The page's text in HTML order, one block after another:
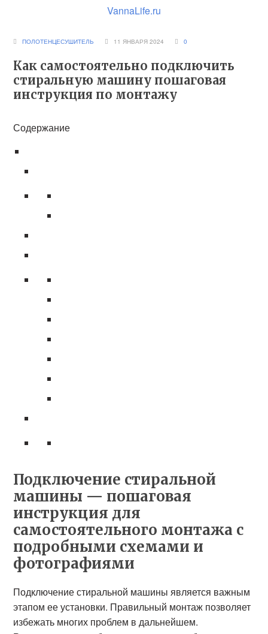
VannaLife.ru
ПОЛОТЕНЦЕСУШИТЕЛЬ 11 ЯНВАРЯ 2024 0
Как самостоятельно подключить
стиральную машину пошаговая
инструкция по монтажу
Содержание
Подключение стиральной
машины — пошаговая
инструкция для
самостоятельного монтажа с
подробными схемами и
фотографиями
Подключение стиральной машины является важным
этапом ее установки. Правильный монтаж позволяет
избежать многих проблем в дальнейшем.